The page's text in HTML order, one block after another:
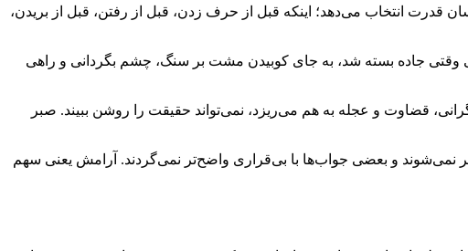
قدرت انتخاب می‌دهد؛ اینکه قبل از حرف زدن، قبل از رفتن، قبل از بریدن،
وقتی جاده بسته شد، به جای کوبیدن مشت بر سنگ، چشم بگردانی و راهی
قضاوت و عجله به هم می‌ریزد، نمی‌تواند حقیقت را روشن ببیند. صبر
نمی‌شوند و بعضی جواب‌ها با بی‌قراری واضح‌تر نمی‌گردند. آرامش یعنی سهم